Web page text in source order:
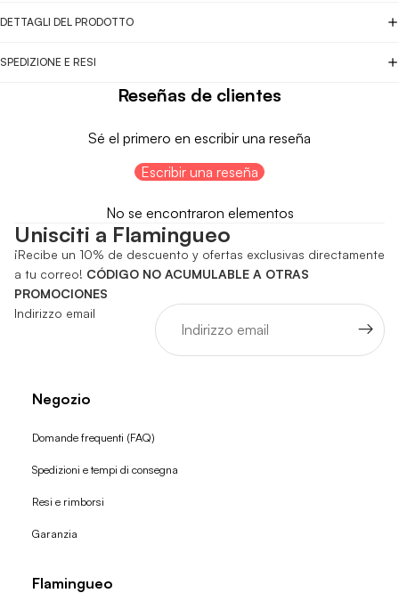
DETTAGLI DEL PRODOTTO
SPEDIZIONE E RESI
Reseñas de clientes
Sé el primero en escribir una reseña
Escribir una reseña
No se encontraron elementos
Unisciti a Flamingueo
¡Recibe un 10% de descuento y ofertas exclusivas directamente
a tu correo! CÓDIGO NO ACUMULABLE A OTRAS
PROMOCIONES
Indirizzo email
Negozio
Domande frequenti (FAQ)
Spedizioni e tempi di consegna
Resi e rimborsi
Garanzia
Flamingueo